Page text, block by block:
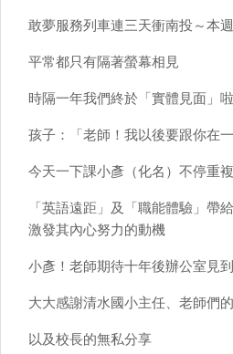
敢夢服務列車連三天衝南投～本
平常都只有隔著螢幕相見
時隔一年我們終於「實體見面」啦
孩子：「老師！我以後要跟你在
今天一下課小彥（化名）不停重
「英語遠距」及「職能體驗」帶
激發其內心努力的動機
小彥！老師期待十年後辦公室見
大大感謝清水國小主任、老師們
以及校長的無私分享